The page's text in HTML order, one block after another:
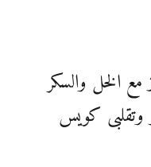
مع الخل والسكر
وتقلبى كويس